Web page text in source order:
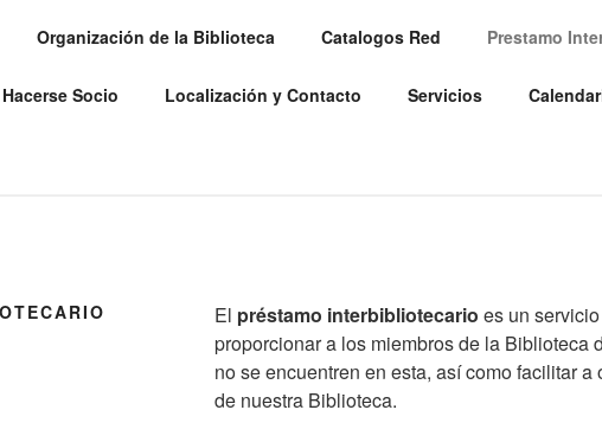
PÚBLICA MUNICIPAL
Organización de la Biblioteca Catalogos Red Prestamo
Hacerse Socio Localización y Contacto Servicios
El préstamo interbibliotecario es un
proporcionar a los miembros de la Biblioteca
no se encuentren en esta, así como facilitar
de nuestra Biblioteca.